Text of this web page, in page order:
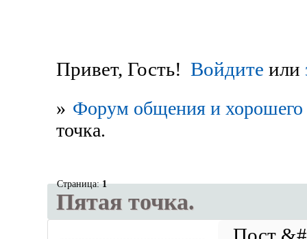
Привет, Гость! Войдите или
» Форум общения и хорошего
точка.
Пятая точка.
Страница:1